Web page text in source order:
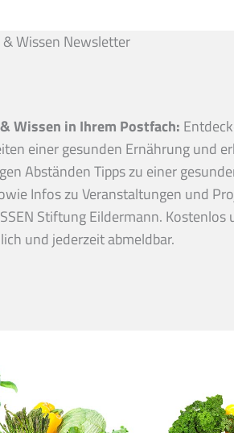
& Wissen Newsletter
Wissen in Ihrem Postfach:
einer gesunden Ernährung und
Abständen Tipps zu einer
Infos zu Veranstaltungen und
Stiftung Eildermann. Kostenlos
und jederzeit abmeldbar.